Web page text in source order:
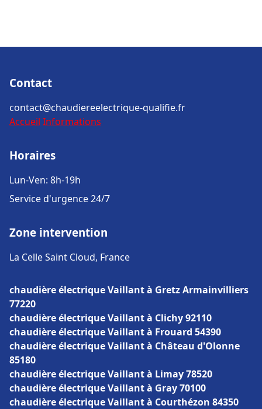
Contact
contact@chaudiereelectrique-qualifie.fr
Accueil Informations
Horaires
Lun-Ven: 8h-19h
Service d'urgence 24/7
Zone intervention
La Celle Saint Cloud, France
chaudière électrique Vaillant à Gretz Armainvilliers
77220
chaudière électrique Vaillant à Clichy 92110
chaudière électrique Vaillant à Frouard 54390
chaudière électrique Vaillant à Château d'Olonne
85180
chaudière électrique Vaillant à Limay 78520
chaudière électrique Vaillant à Gray 70100
chaudière électrique Vaillant à Courthézon 84350